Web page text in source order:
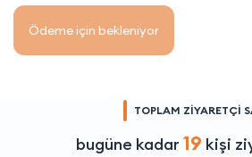
Ödeme için bekleniyor
TOPLAM ZİYARETÇİ
bugüne kadar 19 kişi